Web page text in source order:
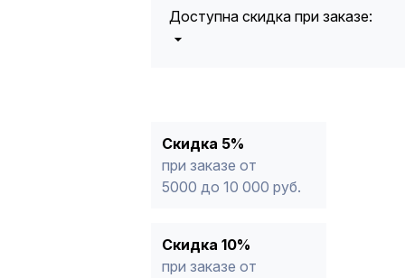
Доступна скидка при заказе:
* -Для заказов, состоящих
продукции, максимальная скидка
Скидка 5%
при заказе от
5000 до 10 000 руб.
Скидка 10%
при заказе от